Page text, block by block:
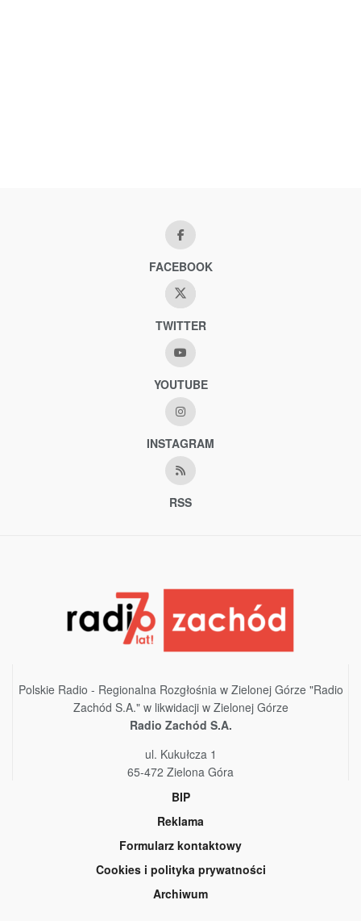
FACEBOOK
TWITTER
YOUTUBE
INSTAGRAM
RSS
Polskie Radio - Regionalna Rozgłośnia w Zielonej Górze "Radio
Zachód S.A." w likwidacji w Zielonej Górze
Radio Zachód S.A.
ul. Kukułcza 1
65-472 Zielona Góra
BIP
Reklama
Formularz kontaktowy
Cookies i polityka prywatności
Archiwum